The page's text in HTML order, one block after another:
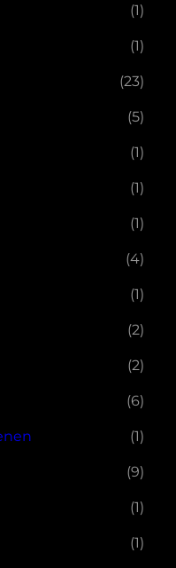
(1)
(1)
(23)
(5)
(1)
(1)
(1)
(4)
(1)
(2)
(2)
(6)
(1)
(9)
(1)
(1)